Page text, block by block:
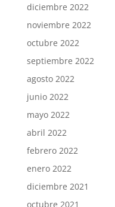
diciembre 2022
noviembre 2022
octubre 2022
septiembre 2022
agosto 2022
junio 2022
mayo 2022
abril 2022
febrero 2022
enero 2022
diciembre 2021
octubre 2021